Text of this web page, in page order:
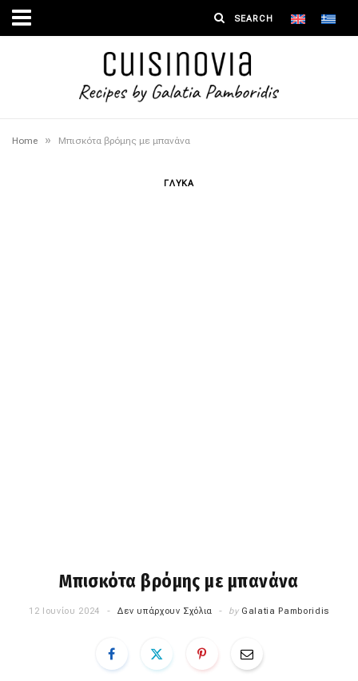
Home » Μπισκότα βρόμης με μπανάνα
ΓΛΥΚΑ
Μπισκότα βρόμης με μπανάνα
12 Ιουνίου 2024 Δεν υπάρχουν Σχόλια by Galatia Pamboridis